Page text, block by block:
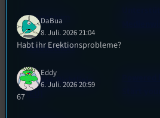
Impressum
Datenschutz
Cookie-Richtlinie
(EU)
DaBua
8. Juli. 2026 21:04
Habt ihr Erektionsprobleme?
Eddy
6. Juli. 2026 20:59
67